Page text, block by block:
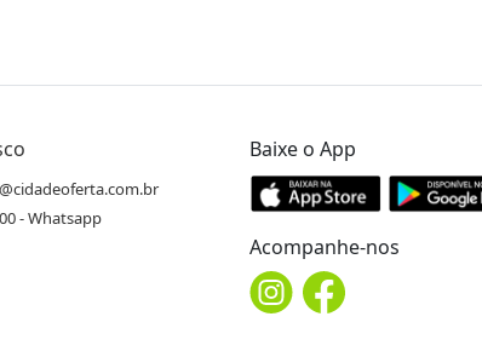
- Whatsapp
Baixe o App
Acompanhe-nos